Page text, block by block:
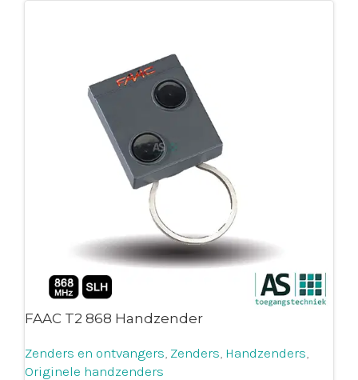
FAAC T2 868 Handzender
Zenders en ontvangers, Zenders, Handzenders,
Originele handzenders